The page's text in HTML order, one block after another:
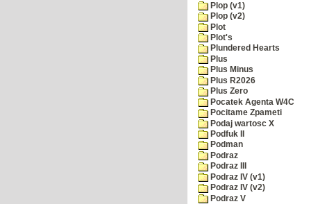
Plop (v1)
Plop (v2)
Plot
Plot's
Plundered Hearts
Plus
Plus Minus
Plus R2026
Plus Zero
Pocatek Agenta W4C
Pocitame Zpameti
Podaj wartosc X
Podfuk II
Podman
Podraz
Podraz III
Podraz IV (v1)
Podraz IV (v2)
Podraz V